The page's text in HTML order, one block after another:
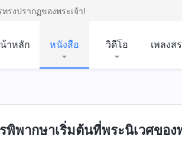
รงปรากฏของพระเจ้า!
าหลัก หนังสือ วิดีโอ เพลงส
พิพากษาเริ่มต้นที่พระนิเวศของ